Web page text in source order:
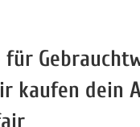
für
kaufen dein